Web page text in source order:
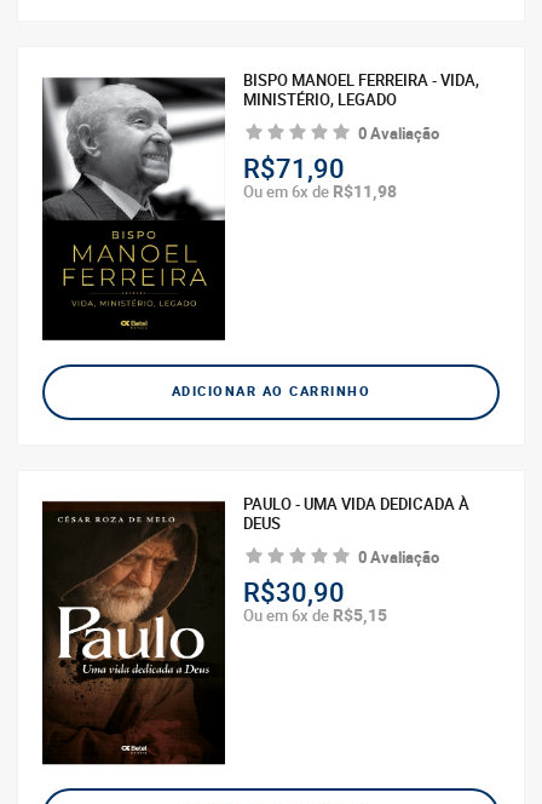
BISPO MANOEL FERREIRA - VIDA,
MINISTÉRIO, LEGADO
0 Avaliação
R$71,90
Ou em 6x de R$11,98
ADICIONAR AO CARRINHO
PAULO - UMA VIDA DEDICADA À
DEUS
0 Avaliação
R$30,90
Ou em 6x de R$5,15